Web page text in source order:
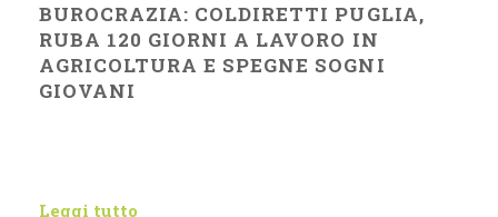
BUROCRAZIA: COLDIRETTI PUGLIA,
RUBA 120 GIORNI A LAVORO IN
AGRICOLTURA E SPEGNE SOGNI
GIOVANI
Leggi tutto